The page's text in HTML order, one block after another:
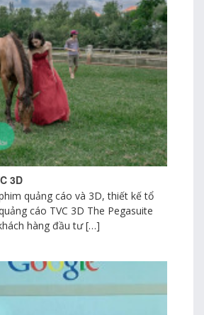
3D
quảng cáo và 3D, thiết kế tổ
cáo TVC 3D The Pegasuite
hàng đầu tư […]